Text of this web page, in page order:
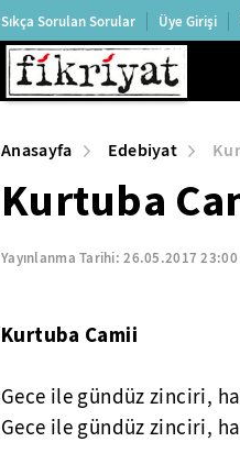
Sıkça Sorulan Sorular Üye Girişi
Anasayfa Edebiyat
Kurtuba
Yayınlanma Tarihi:26.05.2017 23:00
Kurtuba Camii
Gece ile gündüz zinciri,
Gece ile gündüz zinciri,